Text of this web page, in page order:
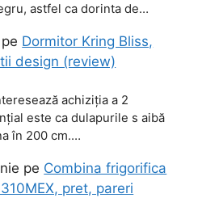
astfel ca dorinta de…
pe Dormitor Kring Bliss,
design (review)
achiziția a 2
este ca dulapurile s aibă
în 200 cm.…
pe Combina frigorifica
pret, pareri